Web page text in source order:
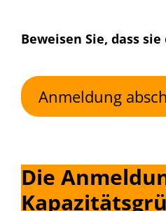
Beweisen Sie, dass
Bitte lasse dieses Feld
Die